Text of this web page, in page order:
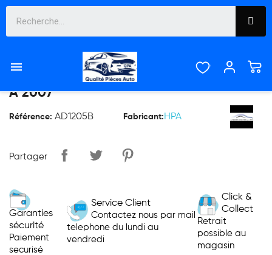

PARE CHOC ARRIERE AUDI A4 DE 2004
À 2007
Référence: AD1205B Fabricant: HPA
Partager
Garanties
sécurité
Paiement
securisé
Service Client
Contactez nous par mail
telephone du lundi au
vendredi
Click &
Collect
Retrait
possible au
magasin